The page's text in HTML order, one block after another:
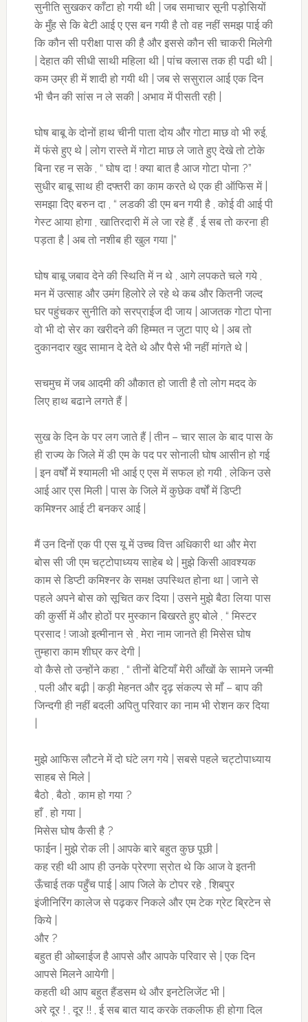
सुनीति सुखकर काँटा हो गयी थी | जब समाचार सूनी पड़ोसियों
के मुँह से कि बेटी आई ए एस बन गयी है तो वह नहीं समझ पाई की
कि कौन सी परीक्षा पास की है और इससे कौन सी चाकरी मिलेगी
| देहात की सीधी साथी महिला थी | पांच क्लास तक ही पढी थी |
कम उम्र ही में शादी हो गयी थी | जब से ससुराल आई एक दिन
भी चैन की सांस न ले सकी | अभाव में पीसती रही |
घोष बाबू के दोनों हाथ चीनी पाता दोय और गोटा माछ वो भी रुई,
में फंसे हुए थे | लोग रास्ते में गोटा माछ ले जाते हुए देखे तो टोके
बिना रह न सके , “ घोष दा ! क्या बात है आज गोटा पोना ?”
सुधीर बाबू साथ ही दफ्तरी का काम करते थे एक ही ऑफिस में |
समझा दिए बरुन दा , “ लडकी डी एम बन गयी है , कोई वी आई पी
गेस्ट आया होगा , खातिरदारी में ले जा रहे हैं , ई सब तो करना ही
पड़ता है | अब तो नशीब ही खुल गया |”
घोष बाबू जबाव देने की स्थिति में न थे , आगे लपकते चले गये ,
मन में उत्साह और उमंग हिलोरे ले रहे थे कब और कितनी जल्द
घर पहुंचकर सुनीति को सरप्राईज दी जाय | आजतक गोटा पोना
वो भी दो सेर का खरीदने की हिम्मत न जुटा पाए थे | अब तो
दुकानदार खुद सामान दे देते थे और पैसे भी नहीं मांगते थे |
सचमुच में जब आदमी की औकात हो जाती है तो लोग मदद के
लिए हाथ बढाने लगते हैं |
सुख के दिन के पर लग जाते हैं | तीन – चार साल के बाद पास के
ही राज्य के जिले में डी एम के पद पर सोनाली घोष आसीन हो गई
| इन वर्षों में श्यामली भी आई ए एस में सफल हो गयी , लेकिन उसे
आई आर एस मिली | पास के जिले में कुछेक वर्षों में डिप्टी
कमिश्नर आई टी बनकर आई |
मैं उन दिनों एक पी एस यू में उच्च वित्त अधिकारी था और मेरा
बोस सी जी एम चट्टोपाध्यय साहेब थे | मुझे किसी आवश्यक
काम से डिप्टी कमिश्नर के समक्ष उपस्थित होना था | जाने से
पहले अपने बोस को सूचित कर दिया | उसने मुझे बैठा लिया पास
की कुर्सी में और होठों पर मुस्कान बिखरते हुए बोले , “ मिस्टर
प्रसाद ! जाओ इत्मीनान से , मेरा नाम जानते ही मिसेस घोष
तुम्हारा काम शीघ्र कर देगी |
वो कैसे तो उन्होंने कहा , “ तीनों बेटियाँ मेरी आँखों के सामने जन्मी
, पली और बढ़ी | कड़ी मेहनत और दृढ़ संकल्प से माँ – बाप की
जिन्दगी ही नहीं बदली अपितु परिवार का नाम भी रोशन कर दिया
मुझे आफिस लौटने में दो घंटे लग गये | सबसे पहले चट्टोपाध्याय
साहब से मिले |
बैठो , बैठो , काम हो गया ?
हाँ , हो गया |
मिसेस घोष कैसी है ?
फाईन | मुझे रोक ली | आपके बारे बहुत कुछ पूछी |
कह रही थी आप ही उनके प्रेरणा स्रोत थे कि आज वे इतनी
ऊँचाई तक पहुँच पाई | आप जिले के टोपर रहे , शिबपुर
इंजीनिरिंग कालेज से पढ़कर निकले और एम टेक ग्रेट ब्रिटेन से
किये |
और ?
बहुत ही ओब्लाईज है आपसे और आपके परिवार से | एक दिन
आपसे मिलने आयेगी |
कहती थी आप बहुत हैंडसम थे और इनटेलिजेंट भी |
अरे दूर ! , दूर !! , ई सब बात याद करके तकलीफ ही होगा दिल